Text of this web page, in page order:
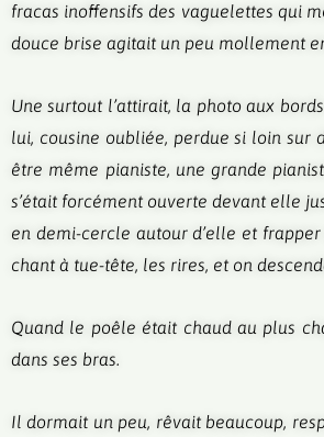
fracas inoffensifs des vaguelettes qui
douce brise agitait un peu mollement
Une surtout l’attirait, la photo aux
lui, cousine oubliée, perdue si loin sur
être même pianiste, une grande
s’était forcément ouverte devant elle
en demi-cercle autour d’elle et
chant à tue-tête, les rires, et on
Quand le poêle était chaud au plus
dans ses bras.
Il dormait un peu, rêvait beaucoup,